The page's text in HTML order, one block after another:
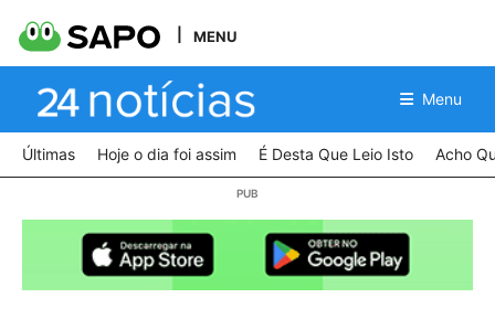
MENU
Menu
Últimas Hoje o dia foi assim É Desta Que Leio Isto Acho